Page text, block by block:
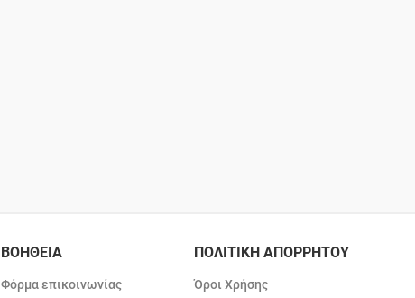
ΒΟΗΘΕΙΑ
Φόρμα επικοινωνίας
ΠΟΛΙΤΙΚΗ ΑΠΟΡΡΗΤΟΥ
Όροι Χρήσης